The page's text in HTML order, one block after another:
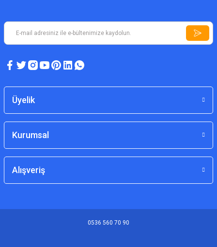
Üyelik
Kurumsal
Alışveriş
0536 560 70 90